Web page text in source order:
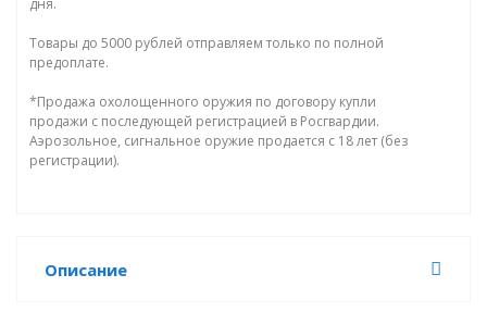
дня.
Товары до 5000 рублей отправляем только по полной
предоплате.
*Продажа охолощенного оружия по договору купли
продажи с последующей регистрацией в Росгвардии.
Аэрозольное, сигнальное оружие продается с 18 лет (без
регистрации).
Описание